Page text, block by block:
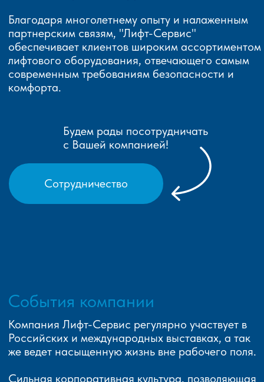
Будем рады посотрудничать
с Вашей компанией!
Благодаря многолетнему опыту и налаженным
партнерским связям, "Лифт-Сервис"
обеспечивает клиентов широким ассортиментом
лифтового оборудования, отвечающего самым
современным требованиям безопасности и
комфорта.
Сотрудничество
Компания Лифт-Сервис регулярно участвует в
Российских и международных выставках, а так
же ведет насыщенную жизнь вне рабочего поля.
Сильная корпоративная культура, позволяющая
События компании